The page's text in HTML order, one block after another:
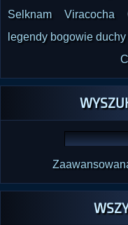
Selknam
Viracocha
legendy bogowie duchy